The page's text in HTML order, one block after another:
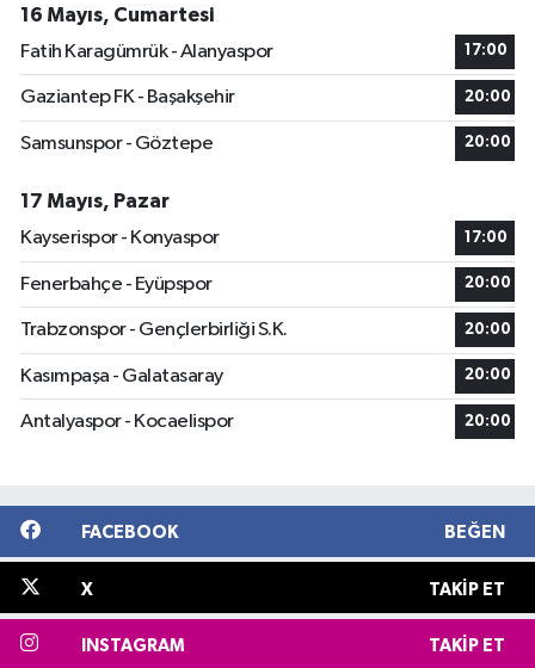
16 Mayıs, Cumartesi
Fatih Karagümrük - Alanyaspor
17:00
Gaziantep FK - Başakşehir 20:00
Samsunspor - Göztepe 20:00
17 Mayıs, Pazar
Kayserispor - Konyaspor
17:00
Fenerbahçe - Eyüpspor 20:00
Trabzonspor - Gençlerbirliği S.K. 20:00
Kasımpaşa - Galatasaray 20:00
Antalyaspor - Kocaelispor 20:00
FACEBOOK BEĞEN
X TAKIP ET
INSTAGRAM TAKIP ET